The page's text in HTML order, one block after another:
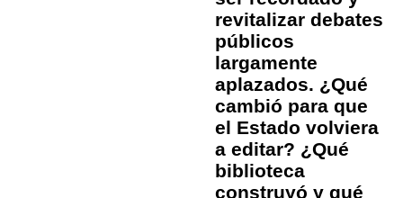
revitalizar debates
públicos
largamente
aplazados. ¿Qué
cambió para que
el Estado volviera
a editar? ¿Qué
biblioteca
construyó y qué